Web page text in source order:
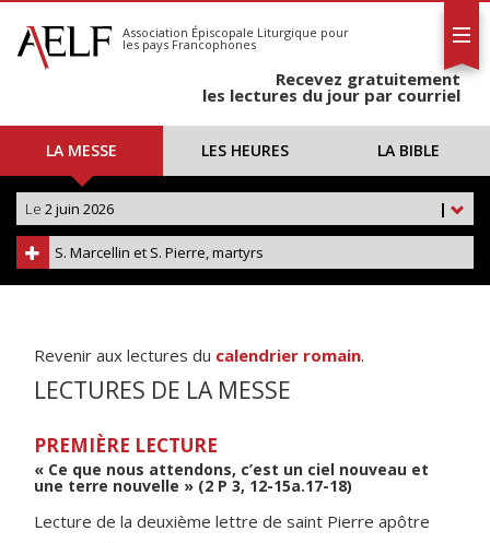
S'abonner
Calendrier
Association Épiscopale Liturgique pour
les pays Francophones
Recevez gratuitement
les lectures du jour par courriel
LA MESSE LES HEURES LA BIBLE
|
Le 2 juin 2026
S. Marcellin et S. Pierre, martyrs
Revenir aux lectures du calendrier romain.
LECTURES DE LA MESSE
PREMIÈRE LECTURE
« Ce que nous attendons, c’est un ciel nouveau et
une terre nouvelle » (2 P 3, 12-15a.17-18)
Lecture de la deuxième lettre de saint Pierre apôtre